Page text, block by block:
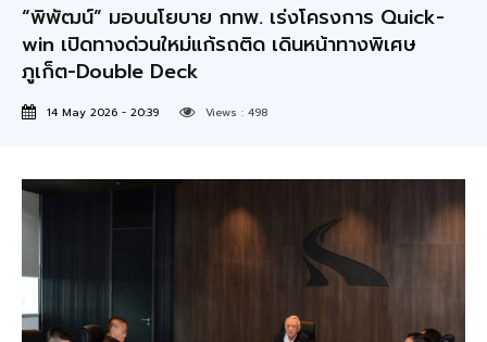
“พิพัฒน์” มอบนโยบาย กทพ. เร่งโครงการ Quick-
win เปิดทางด่วนใหม่แก้รถติด เดินหน้าทางพิเศษ
ภูเก็ต-Double Deck
14 May 2026 - 20:39 Views : 498